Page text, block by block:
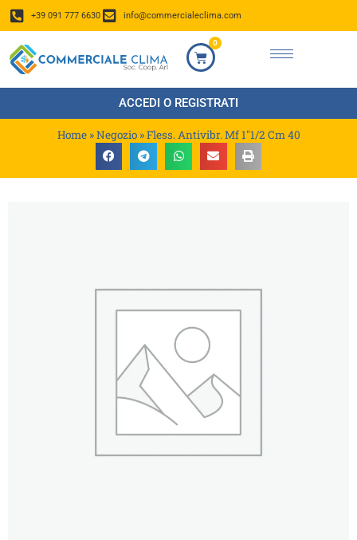
+39 091 777 6630 info@commercialeclima.com
0
ACCEDI O REGISTRATI
Home»Negozio»Fless. Antivibr. Mf 1″1/2 Cm 40